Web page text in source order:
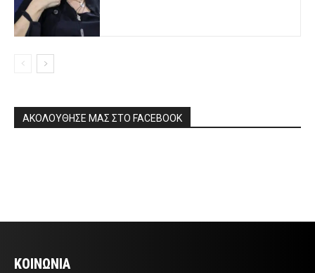
ΑΚΟΛΟΥΘΗΣΕ ΜΑΣ ΣΤΟ FACEBOOK
ΚΟΙΝΩΝΙΑ